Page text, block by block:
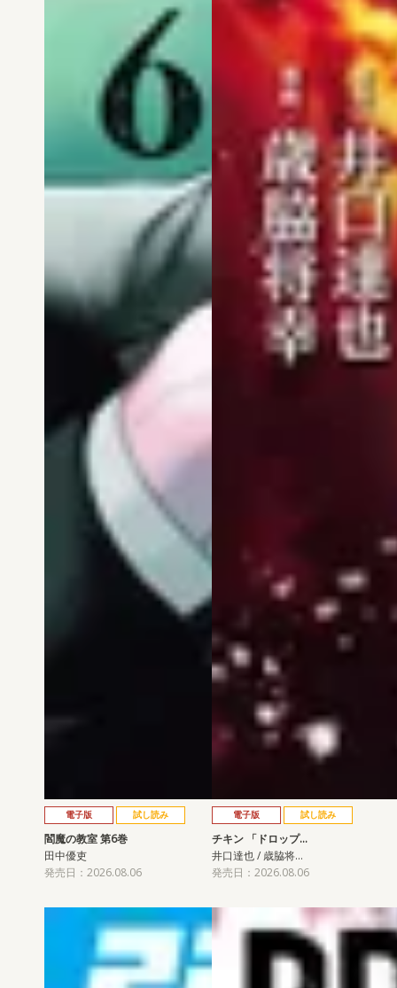
電子版 試し読み
閻魔の教室 第6巻
田中優吏
発売日：2026.08.06
電子版 試し読み
チキン 「ドロップ…
井口達也 / 歳脇将…
発売日：2026.08.06